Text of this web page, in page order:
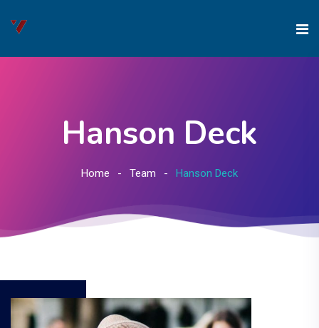
Hanson Deck
Home Team Hanson Deck